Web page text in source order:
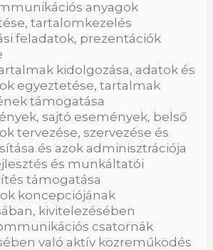
anyagok
tartalomkezelés
feladatok, prezentációk
kidolgozása, adatok és
egyeztetése, tartalmak
támogatása
sajtó események, belső
tervezése, szervezése és
és azok adminisztrációja
és munkáltatói
támogatása
koncepciójának
kivitelezésében
csatornák
való aktív közreműködés